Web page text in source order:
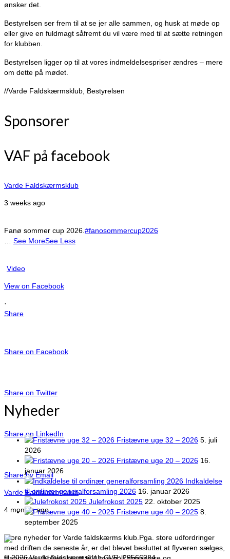
ønsker det.
Bestyrelsen ser frem til at se jer alle sammen, og husk at møde op
eller give en fuldmagt såfremt du vil være med til at sætte retningen
for klubben.
Bestyrelsen ligger op til at vores indmeldelsespriser ændres – mere
om dette på mødet.
//Varde Faldskærmsklub, Bestyrelsen
Sponsorer
VAF på facebook
Varde Faldskærmsklub
3 weeks ago
Fanø sommer cup 2026. #fanosommercup2026
See MoreSee Less
Video
View on Facebook
·
Share
Share on Facebook
Share on Twitter
Share on LinkedIn
Share by Email
Varde Faldskærmsklub
4 months ago
Store nyheder for Varde faldskærms klub. Pga. store udfordringer
med driften de seneste år, er det blevet besluttet at flyveren sælges,
Nyheder
Fristævne uge 32 – 2026 5. juli
2026
Fristævne uge 20 – 2026 16.
januar 2026
Indkaldelse
til ordinær generalforsamling 2026 16. januar 2026
Julefrokost 2025 22. oktober 2025
Fristævne uge 40 – 2025 8.
september 2025